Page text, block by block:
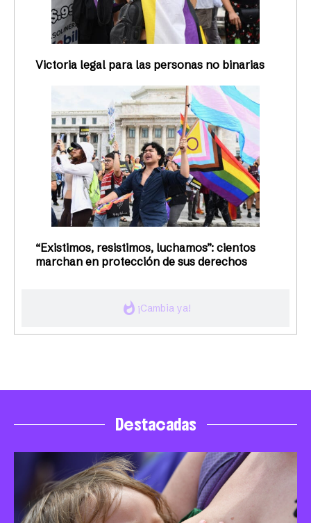
whatshot ¡Cambia ya!
Victoria legal para las personas no binarias
“Existimos, resistimos, luchamos”: cientos
marchan en protección de sus derechos
Destacadas